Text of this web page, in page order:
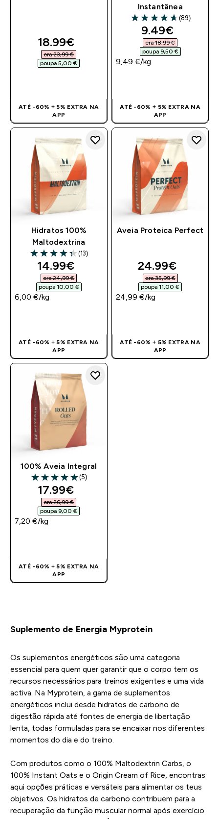
discounted price
18.99€‎
era 23,99 €‎
poupa 5,00 €‎
ATÉ -60% + 5% EXTRA NA
APP
Instantânea
4.66 out of 5 stars
(89)
discounted
9.49€‎
era 18,99 €‎
poupa 9,50 €‎
9,49 €‎/kg
ATÉ -60% + 5% EXTRA NA
APP
Hidratos 100%
Maltodextrina
4.31 out of 5 stars
(13)
discounted price
14.99€‎
era 24,99 €‎
poupa 10,00 €‎
6,00 €‎/kg
ATÉ -60% + 5% EXTRA NA
APP
Aveia Proteica Perfect
discounted
24.99€‎
era 35,99 €‎
poupa 11,00 €‎
24,99 €‎/kg
ATÉ -60% + 5% EXTRA NA
APP
100% Aveia Integral
5 out of 5 stars
(5)
discounted price
17.99€‎
era 26,99 €‎
poupa 9,00 €‎
7,20 €‎/kg
ATÉ -60% + 5% EXTRA NA
APP
Suplemento de Energia Myprotein
Os suplementos energéticos são uma categoria
essencial para quem quer garantir que o corpo tem os
recursos necessários para treinos exigentes e uma vida
activa. Na Myprotein, a gama de suplementos
energéticos inclui desde hidratos de carbono de
digestão rápida até fontes de energia de libertação
lenta, todas formuladas para se encaixar nos diferentes
momentos do dia e do treino.
Com produtos como o 100% Maltodextrin Carbs, o
100% Instant Oats e o Origin Cream of Rice, encontras
aqui opções práticas e versáteis para alimentar os teus
objetivos. Os hidratos de carbono contribuem para a
recuperação da função muscular normal após exercício